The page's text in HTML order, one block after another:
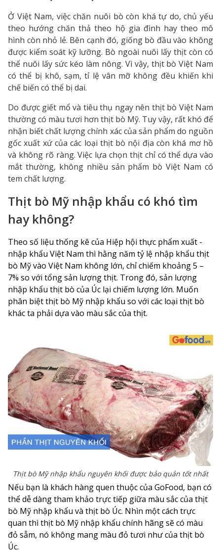
Ở Việt Nam, việc chăn nuôi bò còn khá tự do, chủ yếu
theo hướng chăn thả theo hộ gia đình hay theo mô
hình còn nhỏ lẻ. Bên cạnh đó, giống bò đầu vào không
được kiểm soát kỹ lưỡng. Bò ngoài nuôi lấy thịt còn có
thể nuôi lấy sức kéo làm nông. Vì vậy, thịt bò Việt Nam
có thể bị khô, sạm, tỉ lệ vân mỡ không đều khiến khi
chế biến có thể bị dai.
Do được giết mổ và tiêu thụ ngay nên thịt bò Việt Nam
thường có màu tươi hơn thịt bò Mỹ. Tuy vậy, rất khó để
nhận biết chất lượng chính xác của sản phẩm do nguồn
gốc xuất xứ của các loại thịt bò nội địa còn khá mơ hồ
và không rõ ràng. Việc lựa chọn thịt chỉ có thể dựa vào
mắt thường, không nhiều sản phẩm bò Việt Nam có
tem chất lượng.
Thịt bò Mỹ nhập khẩu có khó tìm
hay không?
Theo số liệu thống kê của Hiệp hội thực phẩm xuất -
nhập khẩu Việt Nam thì hằng năm tỷ lệ nhập khẩu thịt
bò Mỹ vào Việt Nam không lớn, chỉ chiếm khoảng 5 –
7% so với tổng sản lượng thịt. Trong đó, sản lượng
nhập khẩu thịt bò của Úc lại chiếm lượng lớn. Muốn
phân biệt thịt bò Mỹ nhập khẩu so với các loại thịt bò
khác ta phải dựa vào màu sắc của thịt.
Thịt bò Mỹ nhập khẩu nguyên khối được bảo quản tốt nhất
Nếu bạn là khách hàng quen thuộc của GoFood, bạn có
thể dễ dàng tham khảo trực tiếp giữa màu sắc của thịt
bò Mỹ nhập khẩu và thịt bò Úc. Nhìn một cách trực
quan thì thịt bò Mỹ nhập khẩu chính hãng sẽ có màu
đỏ sẫm, nó không mang màu đỏ tươi như của thịt bò
Úc.